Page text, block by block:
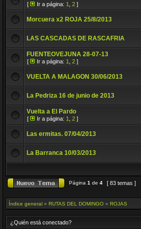
[ Ir a página: 1 2 ]
Morcuera x2 ROJA 25/8/2013
LAS CASCADAS DE RASCAFRIA
FUENTEOVEJUNA 28-07-13
[ Ir a página: 1 2 ]
VUELTA A MALAGON 30/06/2013
La Pedriza 16 de junio de 2013
Vuelta a El Pardo
[ Ir a página: 1 2 ]
Las ermitas. 07/04/2013
La Barranca 10/03/2013
Página 1 de 4 [ 83 temas ]
Índice general » RUTAS DEL DOMINGO » ROJAS
¿Quién está conectado?